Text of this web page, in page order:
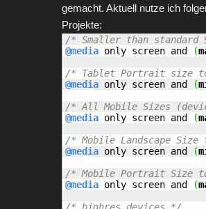
gemacht. Aktuell nutze ich
Projekte:
/* Smaller than standard
@media only screen and (
/* Tablet Portrait size to
@media only screen and (
/* All Mobile Sizes
@media only screen and (
/* Mobile Landscape
@media only screen and (
/* Mobile Portrait Size to
@media only screen and (